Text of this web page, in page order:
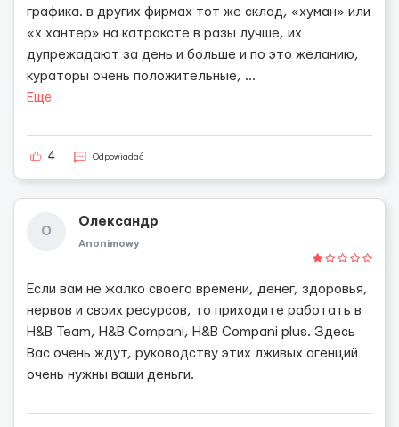
графика. в других фирмах тот же склад, «хуман» или
«х хантер» на катраксте в разы лучше, их
дупрежадают за день и больше и по это желанию,
кураторы очень положительные, ...
Еще
4 Odpowiadać
О
Олександр
Anonimowy
Если вам не жалко своего времени, денег, здоровья,
нервов и своих ресурсов, то приходите работать в
H&B Team, H&B Compani, H&B Compani plus. Здесь
Вас очень ждут, руководству этих лживых агенций
очень нужны ваши деньги.